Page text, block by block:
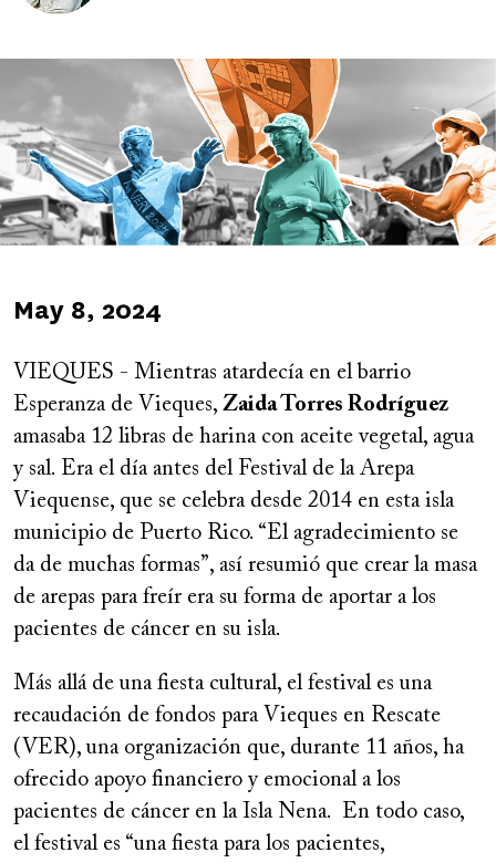
Published
May 8, 2024
VIEQUES - Mientras atardecía en el barrio
Esperanza de Vieques, Zaida Torres Rodríguez
amasaba 12 libras de harina con aceite vegetal, agua
y sal. Era el día antes del Festival de la Arepa
Viequense, que se celebra desde 2014 en esta isla
municipio de Puerto Rico. “El agradecimiento se
da de muchas formas”, así resumió que crear la masa
de arepas para freír era su forma de aportar a los
pacientes de cáncer en su isla.
Más allá de una fiesta cultural, el festival es una
recaudación de fondos para Vieques en Rescate
(VER), una organización que, durante 11 años, ha
ofrecido apoyo financiero y emocional a los
pacientes de cáncer en la Isla Nena. En todo caso,
el festival es “una fiesta para los pacientes,